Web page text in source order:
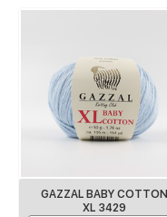
GAZZAL BABY COTTON
XL 3429